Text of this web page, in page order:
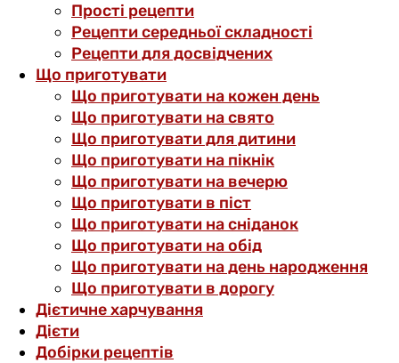
Прості рецепти
Рецепти середньої складності
Рецепти для досвідчених
Що приготувати
Що приготувати на кожен день
Що приготувати на свято
Що приготувати для дитини
Що приготувати на пікнік
Що приготувати на вечерю
Що приготувати в піст
Що приготувати на сніданок
Що приготувати на обід
Що приготувати на день народження
Що приготувати в дорогу
Дієтичне харчування
Дієти
Добірки рецептів